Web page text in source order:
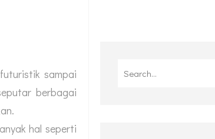
sampai
berbagai
hal seperti